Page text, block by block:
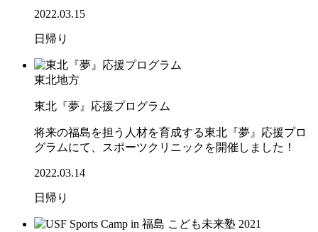
2022.03.15
日帰り
東北地方
東北『夢』応援プログラム
将来の福島を担う人材を育成する東北『夢』応援プロ
グラムにて、スポーツクリニックを開催しました！
2022.03.14
日帰り